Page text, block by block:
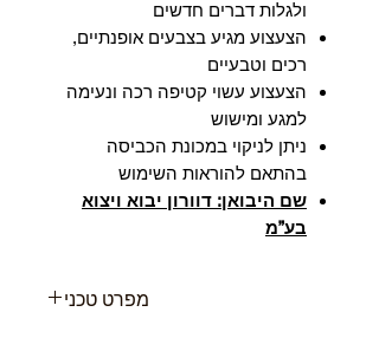
ולגלות דברים חדשים
הצעצוע מגיע בצבעים אופנתיים,
רכים וטבעיים
הצעצוע עשוי קטיפה רכה ונעימה
למגע ומישוש
ניתן לניקוי במכונת הכביסה
בהתאם להוראות השימוש
שם היבואן: דוורון יבוא ויצוא
בע”מ
מפרט טכני